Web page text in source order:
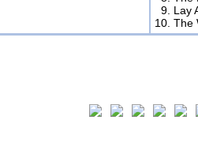
9. Lay
10. The